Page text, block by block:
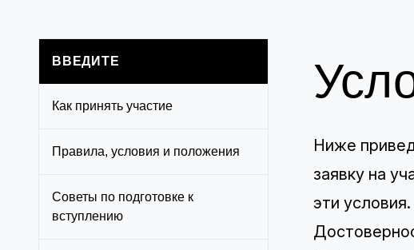
ВВЕДИТЕ
Как принять участие
Правила, условия и положения
Советы по подготовке к
вступлению
Ниже
заявку на
эти условия.